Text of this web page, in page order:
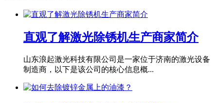
直观了解激光除锈机生产商家简介
山东浪起激光科技有限公司是一家位于济南的激光设备
制造商，以下是该公司的核心信息概...